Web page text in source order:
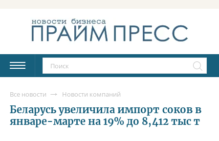
Все новости Новости компаний
Беларусь увеличила импорт соков в
январе-марте на 19% до 8,412 тыс т